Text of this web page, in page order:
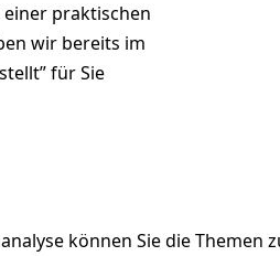
praktischen
wir bereits im
” für Sie
können Sie die